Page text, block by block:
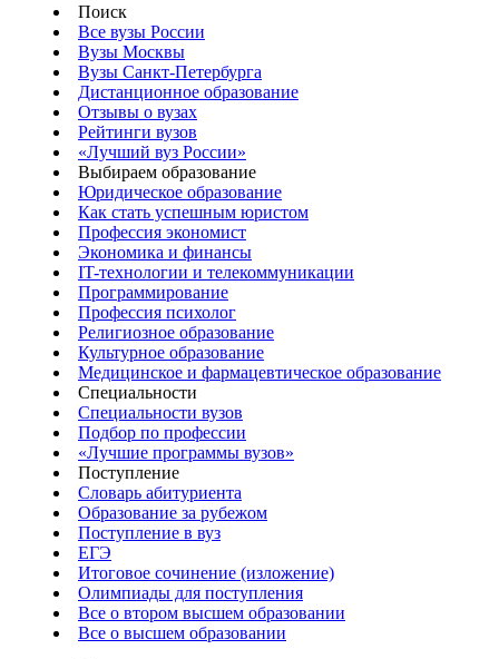
Поиск
Все вузы России
Вузы Москвы
Вузы Санкт-Петербурга
Дистанционное образование
Отзывы о вузах
Рейтинги вузов
«Лучший вуз России»
Выбираем образование
Юридическое образование
Как стать успешным юристом
Профессия экономист
Экономика и финансы
IT-технологии и телекоммуникации
Программирование
Профессия психолог
Религиозное образование
Культурное образование
Медицинское и фармацевтическое образование
Специальности
Специальности вузов
Подбор по профессии
«Лучшие программы вузов»
Поступление
Словарь абитуриента
Образование за рубежом
Поступление в вуз
ЕГЭ
Итоговое сочинение (изложение)
Олимпиады для поступления
Все о втором высшем образовании
Все о высшем образовании